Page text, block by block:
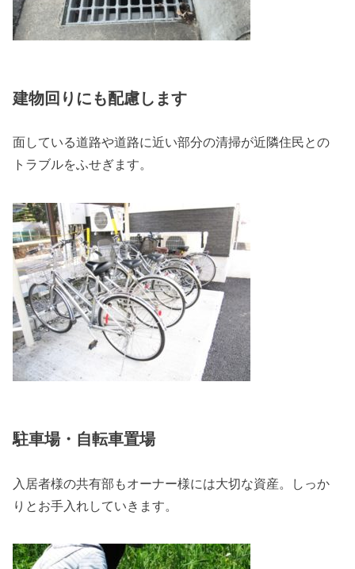
建物回りにも配慮します
面している道路や道路に近い部分の清掃が近隣住民との
トラブルをふせぎます。
駐車場・自転車置場
入居者様の共有部もオーナー様には大切な資産。しっか
りとお手入れしていきます。